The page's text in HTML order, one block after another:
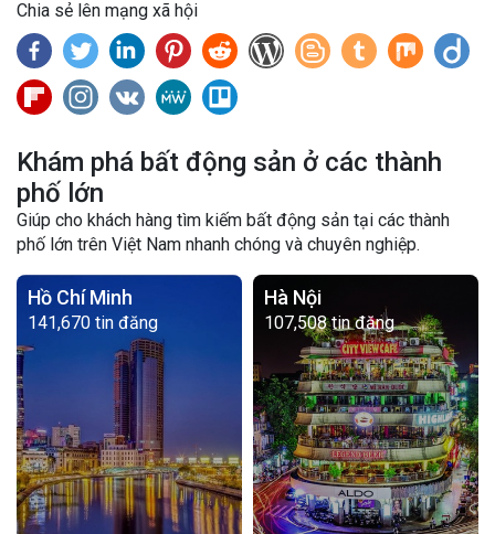
Chia sẻ lên mạng xã hội
Khám phá bất động sản ở các thành
phố lớn
Giúp cho khách hàng tìm kiếm bất động sản tại các thành
phố lớn trên Việt Nam nhanh chóng và chuyên nghiệp.
Hồ Chí Minh
141,670 tin đăng
Hà Nội
107,508 tin đăng